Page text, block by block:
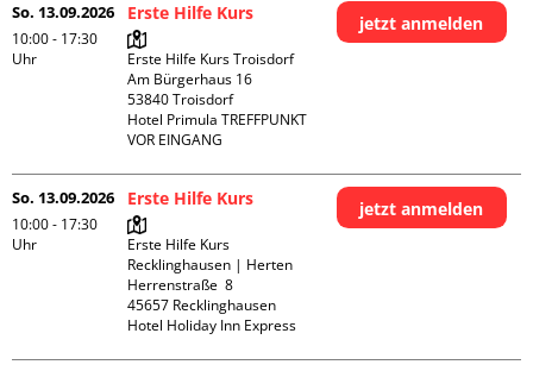
So. 13.09.2026
10:00 - 17:30
Uhr
Erste Hilfe Kurs
Erste Hilfe Kurs Troisdorf
Am Bürgerhaus 16
53840 Troisdorf
Hotel Primula TREFFPUNKT
VOR EINGANG
jetzt anmelden
So. 13.09.2026
10:00 - 17:30
Uhr
Erste Hilfe Kurs
Erste Hilfe Kurs
Recklinghausen | Herten
Herrenstraße  8
45657 Recklinghausen
Hotel Holiday Inn Express
jetzt anmelden